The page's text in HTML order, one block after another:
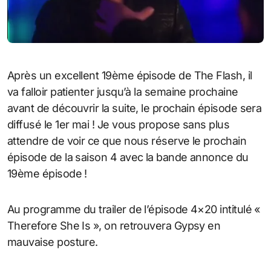
Après un excellent 19ème épisode de The Flash, il
va falloir patienter jusqu’à la semaine prochaine
avant de découvrir la suite, le prochain épisode sera
diffusé le 1er mai ! Je vous propose sans plus
attendre de voir ce que nous réserve le prochain
épisode de la saison 4 avec la bande annonce du
19ème épisode !
Au programme du trailer de l’épisode 4×20 intitulé «
Therefore She Is », on retrouvera Gypsy en
mauvaise posture.